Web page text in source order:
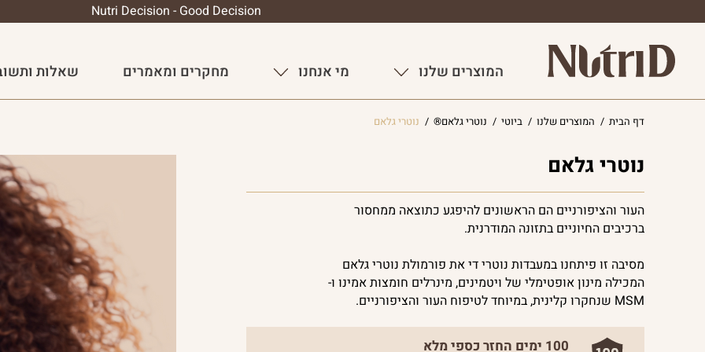
Nutri Decision - Good Decision
המוצרים שלנו מי אנחנו מחקרים ומאמרים שאלות
דף הבית / המוצרים שלנו / ביוטי / נוטרי גלאם® / נוטרי גלאם
נוטרי גלאם
העור והציפורניים הם הראשונים להיפגע כתוצאה ממחסור
ברכיבים החיוניים בתזונה המודרנית.
מסיבה זו פיתחנו במעבדות נוטרי די את פורמולת נוטרי גלאם
המכילה מינון אופטימלי של ויטמינים, מינרלים חומצות אמינו ו-
MSM שנחקרו קלינית, במיוחד לטיפוח העור והציפורניים.
100 ימים החזר כספי מלא